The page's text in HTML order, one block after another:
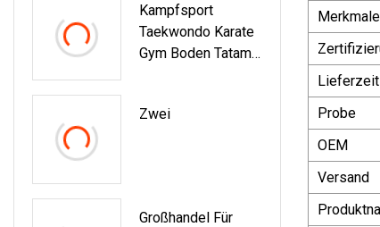
Für Das
Heimtraining
Kampfsport
Taekwondo Karate
Gym Boden Tatami
Zwei
Großhandel Für
Merkmale
Lieferzeit
Probe
OEM
Versand